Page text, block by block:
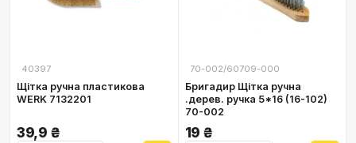
40397
Щітка ручна пластикова
WERK 7132201
39,9 ₴
70-002/60709-000
Бригадир Щітка ручна
.дерев. ручка 5*16 (16-102)
70-002
19 ₴